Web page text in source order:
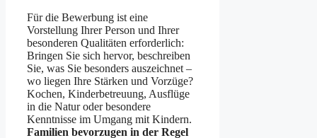
Für die Bewerbung ist eine
Vorstellung Ihrer Person und Ihrer
besonderen Qualitäten erforderlich:
Bringen Sie sich hervor, beschreiben
Sie, was Sie besonders auszeichnet –
wo liegen Ihre Stärken und Vorzüge?
Kochen, Kinderbetreuung, Ausflüge
in die Natur oder besondere
Kenntnisse im Umgang mit Kindern.
Familien bevorzugen in der Regel